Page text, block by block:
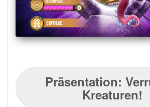
Präsentation:
Kreaturen!